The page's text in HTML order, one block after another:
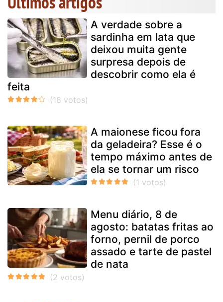
A verdade sobre a
sardinha em lata que
deixou muita gente
surpresa depois de
descobrir como ela é
feita
A maionese ficou fora
da geladeira? Esse é o
tempo máximo antes de
ela se tornar um risco
Menu diário, 8 de
agosto: batatas fritas ao
forno, pernil de porco
assado e tarte de pastel
de nata